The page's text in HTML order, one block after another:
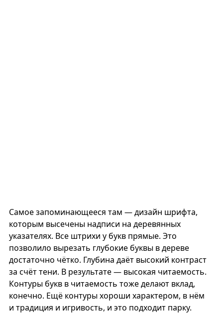
Самое запоминающееся там — дизайн шрифта,
которым высечены надписи на деревянных
указателях. Все штрихи у букв прямые. Это
позволило вырезать глубокие буквы в дереве
достаточно чётко. Глубина даёт высокий контраст
за счёт тени. В результате — высокая читаемость.
Контуры букв в читаемость тоже делают вклад,
конечно. Ещё контуры хороши характером, в нём
и традиция и игривость, и это подходит парку.